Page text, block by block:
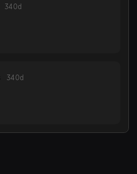
340d
340d